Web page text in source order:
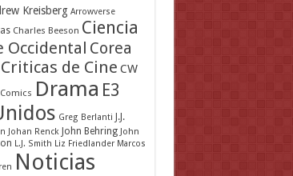
Kreisberg Arrowverse
Charles Beeson Ciencia
Occidental Corea
Criticas de Cine CW
Drama E3
Greg Berlanti
J.J.
Johan Renck John Behring John
L.J. Smith Liz Friedlander Marcos
Noticias